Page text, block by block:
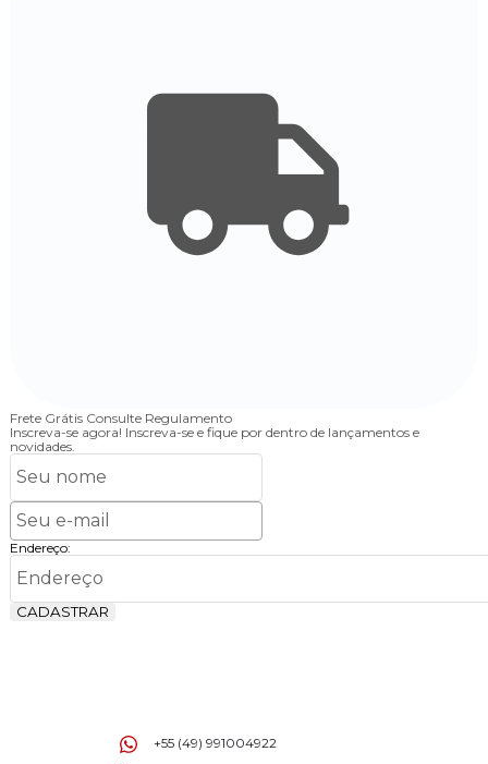
Frete Grátis Consulte Regulamento
Inscreva-se agora! Inscreva-se e fique por dentro de lançamentos e
novidades.
Endereço:
CADASTRAR
+55 (49) 991004922